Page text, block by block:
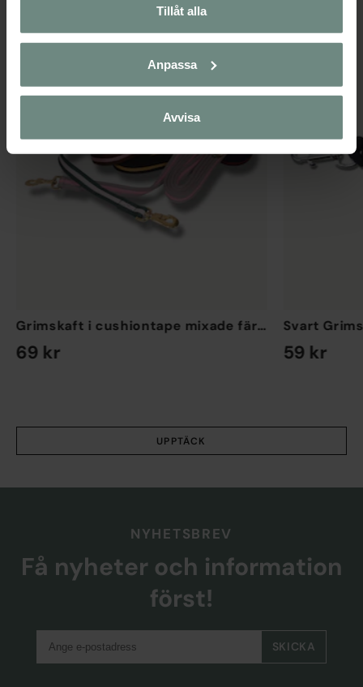
Tillåt alla
Anpassa
Avvisa
Grimskaft i cushiontape mixade färger
69 kr
Svart
59 kr
UPPTÄCK
NYHETSBREV
Få nyheter och information
först!
SKICKA